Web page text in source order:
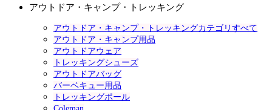
アウトドア・キャンプ・トレッキング
アウトドア・キャンプ・トレッキングカテゴリすべて
アウトドア・キャンプ用品
アウトドアウェア
トレッキングシューズ
アウトドアバッグ
バーベキュー用品
トレッキングポール